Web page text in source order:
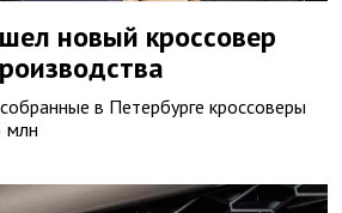
новый кроссовер
в Петербурге кроссоверы
млн